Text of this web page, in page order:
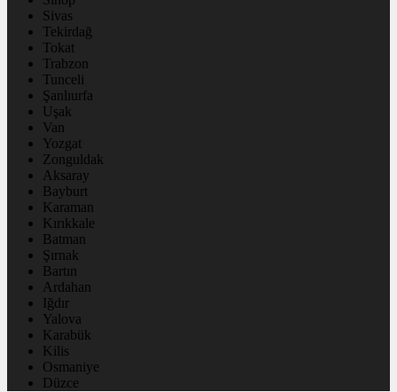
Sivas
Tekirdağ
Tokat
Trabzon
Tunceli
Şanlıurfa
Uşak
Van
Yozgat
Zonguldak
Aksaray
Bayburt
Karaman
Kırıkkale
Batman
Şırnak
Bartın
Ardahan
Iğdır
Yalova
Karabük
Kilis
Osmaniye
Düzce